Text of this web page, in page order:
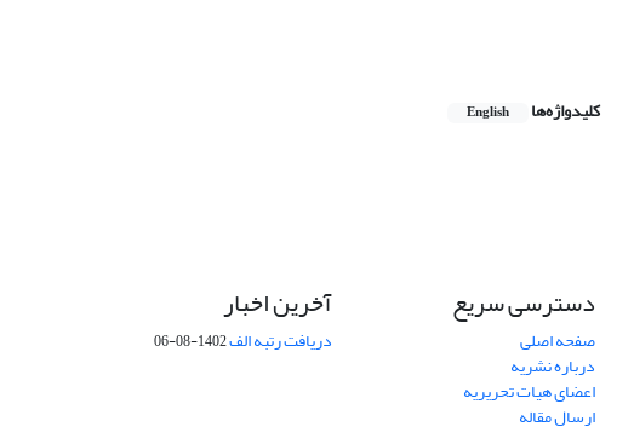
کلیدواژه‌ها English
دسترسی سریع
صفحه اصلی
درباره نشریه
اعضای هیات تحریریه
ارسال مقاله
آخرین اخبار
دریافت رتبه الف1402-08-06